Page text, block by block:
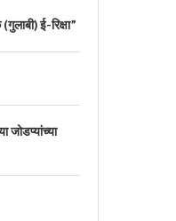
ई-रिक्षा”
जोडप्यांच्या